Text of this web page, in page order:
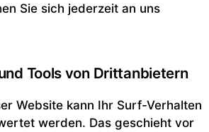
Sie sich jederzeit an uns
Tools von Dritt­anbietern
Website kann Ihr Surf-Verhalten
werden. Das geschieht vor